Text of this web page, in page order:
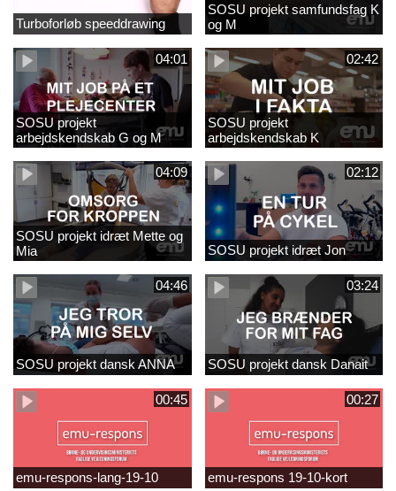
Turboforløb speeddrawing
SOSU projekt samfundsfag K
og M
04:01
SOSU projekt
arbejdskendskab G og M
02:42
SOSU projekt
arbejdskendskab K
04:09
SOSU projekt idræt Mette og
Mia
02:12
SOSU projekt idræt Jon
04:46
SOSU projekt dansk ANNA
03:24
SOSU projekt dansk Danait
00:45
emu-respons-lang-19-10
00:27
emu-respons 19-10-kort